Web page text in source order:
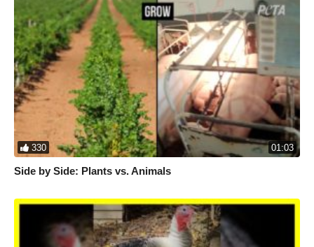
330 01:03
Side by Side: Plants vs. Animals